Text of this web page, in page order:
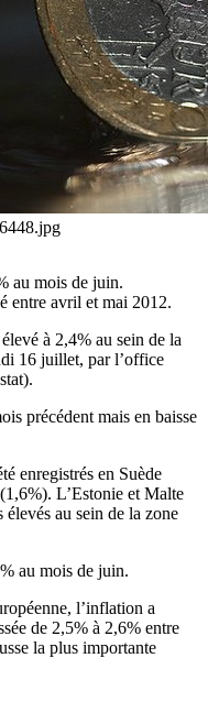
au mois de juin.
entre avril et mai 2012.
à 2,4% au sein de la
16 juillet, par l’office
précédent mais en baisse
enregistrés en Suède
L’Estonie et Malte
au sein de la zone
au mois de juin.
l’inflation a
de 2,5% à 2,6% entre
la plus importante